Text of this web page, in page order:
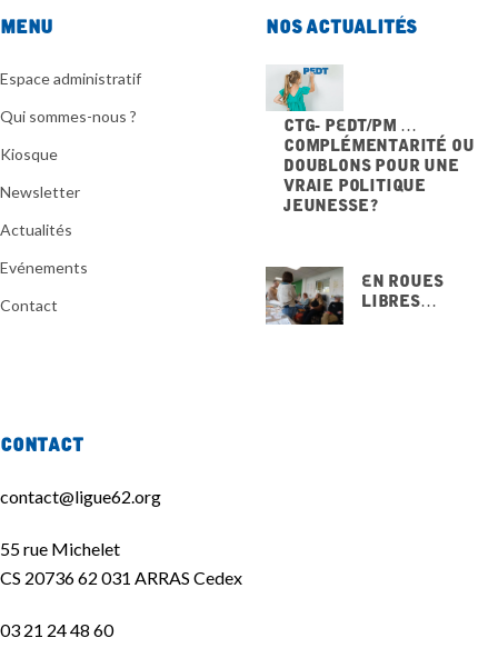
Menu
Espace administratif
Qui sommes-nous ?
Kiosque
Newsletter
Actualités
Evénements
Contact
Nos actualités
CTG- PEdT/PM …
Complémentarité ou
doublons pour une
vraie politique
jeunesse ?
En Roues
Libres…
Contact
contact@ligue62.org
55 rue Michelet
CS 20736 62 031 ARRAS Cedex
03 21 24 48 60